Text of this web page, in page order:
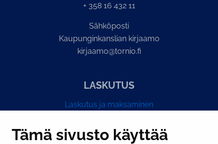
Tämä sivusto käyttää
+ 358 16 432 11
Sähköposti
Kaupunginkanslian kirjaamo
kirjaamo@tornio.fi
LASKUTUS
Laskutus ja maksaminen